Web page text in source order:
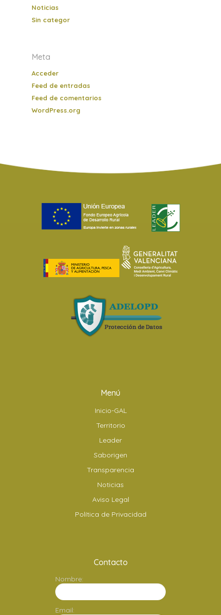
Noticias
Sin categor
Meta
Acceder
Feed de entradas
Feed de comentarios
WordPress.org
Menú
Inicio-GAL
Territorio
Leader
Saborigen
Transparencia
Noticias
Aviso Legal
Política de Privacidad
Contacto
Nombre:
Email: